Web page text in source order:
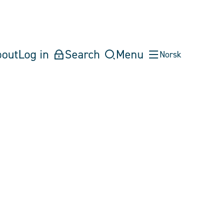
Log in Search Menu Norsk